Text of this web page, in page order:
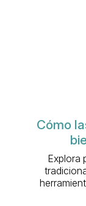
Cómo
Explora